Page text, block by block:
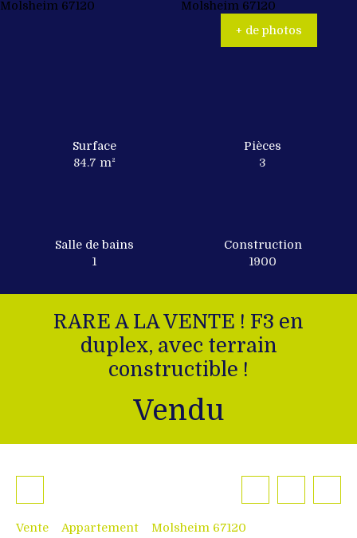
+ de photos
Surface
84.7 m²
Pièces
3
Salle de bains
1
Construction
1900
RARE A LA VENTE ! F3 en
duplex, avec terrain
constructible !
Vendu
Vente Appartement
Molsheim 67120